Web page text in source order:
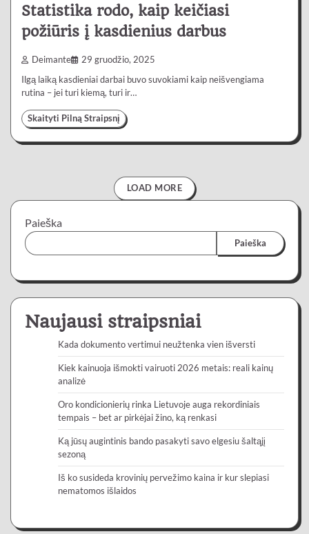
Statistika rodo, kaip keičiasi
požiūris į kasdienius darbus
Deimante 29 gruodžio, 2025
Ilgą laiką kasdieniai darbai buvo suvokiami kaip neišvengiama
rutina – jei turi kiemą, turi ir…
Skaityti Pilną Straipsnį
LOAD MORE
Paieška
Paieška
Naujausi straipsniai
Kada dokumento vertimui neužtenka vien išversti
Kiek kainuoja išmokti vairuoti 2026 metais: reali kainų
analizė
Oro kondicionierių rinka Lietuvoje auga rekordiniais
tempais – bet ar pirkėjai žino, ką renkasi
Ką jūsų augintinis bando pasakyti savo elgesiu šaltąjį
sezoną
Iš ko susideda krovinių pervežimo kaina ir kur slepiasi
nematomos išlaidos